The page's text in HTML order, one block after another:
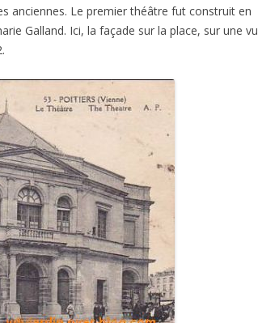
anciennes. Le premier théâtre fut construit en
Galland. Ici, la façade sur la place, sur une